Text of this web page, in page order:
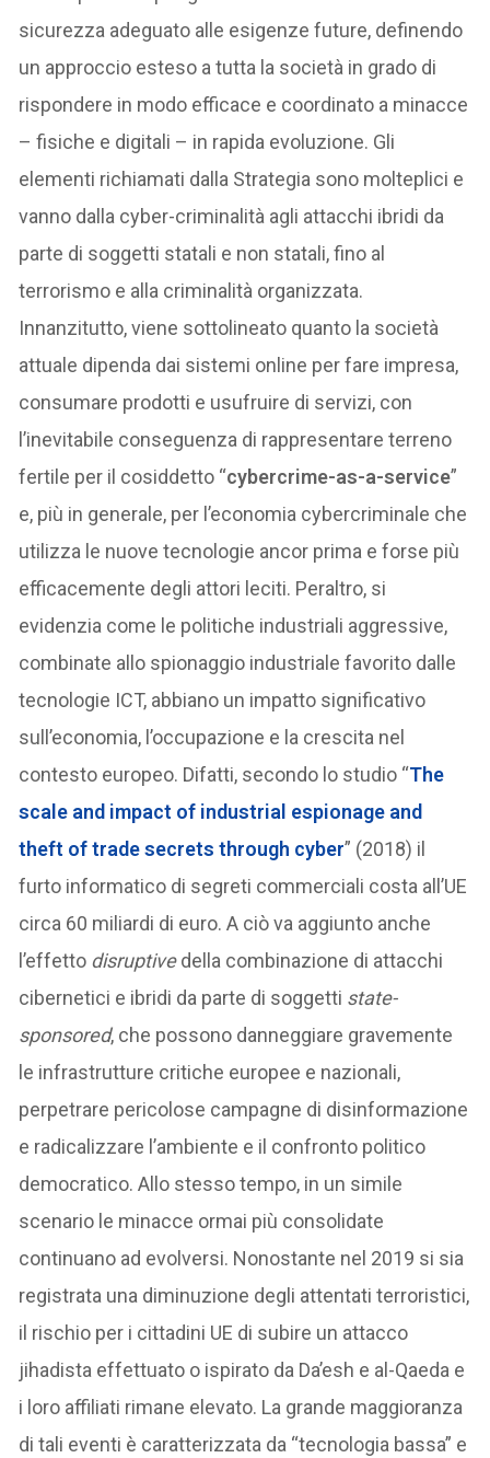
sicurezza adeguato alle esigenze future, definendo
un approccio esteso a tutta la società in grado di
rispondere in modo efficace e coordinato a minacce
– fisiche e digitali – in rapida evoluzione. Gli
elementi richiamati dalla Strategia sono molteplici e
vanno dalla cyber-criminalità agli attacchi ibridi da
parte di soggetti statali e non statali, fino al
terrorismo e alla criminalità organizzata.
Innanzitutto, viene sottolineato quanto la società
attuale dipenda dai sistemi online per fare impresa,
consumare prodotti e usufruire di servizi, con
l’inevitabile conseguenza di rappresentare terreno
fertile per il cosiddetto “cybercrime-as-a-service”
e, più in generale, per l’economia cybercriminale che
utilizza le nuove tecnologie ancor prima e forse più
efficacemente degli attori leciti. Peraltro, si
evidenzia come le politiche industriali aggressive,
combinate allo spionaggio industriale favorito dalle
tecnologie ICT, abbiano un impatto significativo
sull’economia, l’occupazione e la crescita nel
contesto europeo. Difatti, secondo lo studio “The
scale and impact of industrial espionage and
theft of trade secrets through cyber” (2018) il
furto informatico di segreti commerciali costa all’UE
circa 60 miliardi di euro. A ciò va aggiunto anche
l’effetto disruptivedella combinazione di attacchi
cibernetici e ibridi da parte di soggetti state-
sponsored, che possono danneggiare gravemente
le infrastrutture critiche europee e nazionali,
perpetrare pericolose campagne di disinformazione
e radicalizzare l’ambiente e il confronto politico
democratico. Allo stesso tempo, in un simile
scenario le minacce ormai più consolidate
continuano ad evolversi. Nonostante nel 2019 si sia
registrata una diminuzione degli attentati terroristici,
il rischio per i cittadini UE di subire un attacco
jihadista effettuato o ispirato da Da’esh e al-Qaeda e
i loro affiliati rimane elevato. La grande maggioranza
di tali eventi è caratterizzata da “tecnologia bassa” e